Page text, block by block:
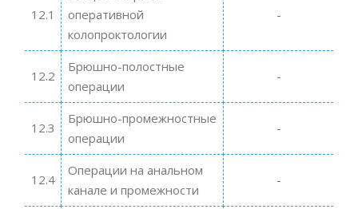
12.1
оперативной
колопроктологии
-
12.2
Брюшно-полостные
операции
-
12.3
Брюшно-промежностные
операции
-
12.4
Операции на анальном
канале и промежности
-